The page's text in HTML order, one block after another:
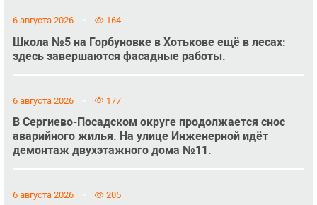
6 августа 2026 164
Школа №5 на Горбуновке в Хотькове ещё в лесах:
здесь завершаются фасадные работы.
6 августа 2026 177
В Сергиево-Посадском округе продолжается снос
аварийного жилья. На улице Инженерной идёт
демонтаж двухэтажного дома №11.
6 августа 2026 205